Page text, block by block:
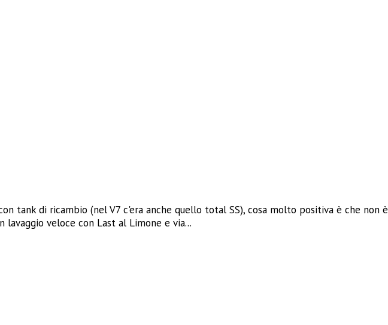
tank di ricambio (nel V7 c'era anche quello total SS), cosa molto positiva è che non è
lavaggio veloce con Last al Limone e via...